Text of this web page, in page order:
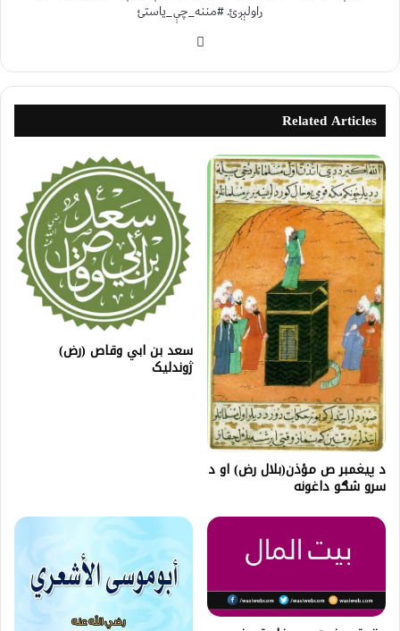
راولېږئ. #مننه_چې_یاستئ
Related Articles
د پیغمبر ص مؤذن(بلال رض) او د
سرو شګو داغونه
سعد بن ابي وقاص (رض)
ژوندلیک